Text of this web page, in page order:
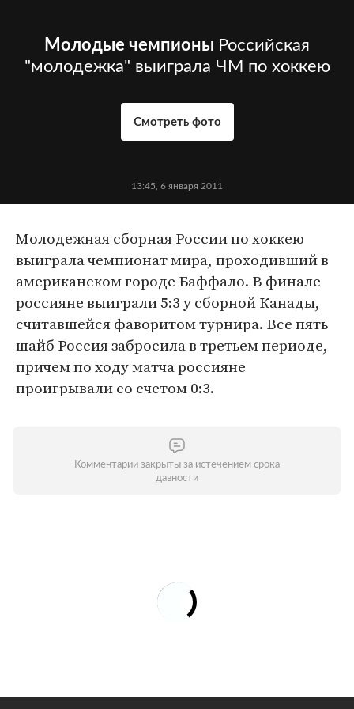
Молодые чемпионы Российская
"молодежка" выиграла ЧМ по хоккею
Смотреть фото
13:45, 6 января 2011
Молодежная сборная России по хоккею
выиграла чемпионат мира, проходивший в
американском городе Баффало. В финале
россияне выиграли 5:3 у сборной Канады,
считавшейся фаворитом турнира. Все пять
шайб Россия забросила в третьем периоде,
причем по ходу матча россияне
проигрывали со счетом 0:3.
Комментарии закрыты за истечением срока
давности